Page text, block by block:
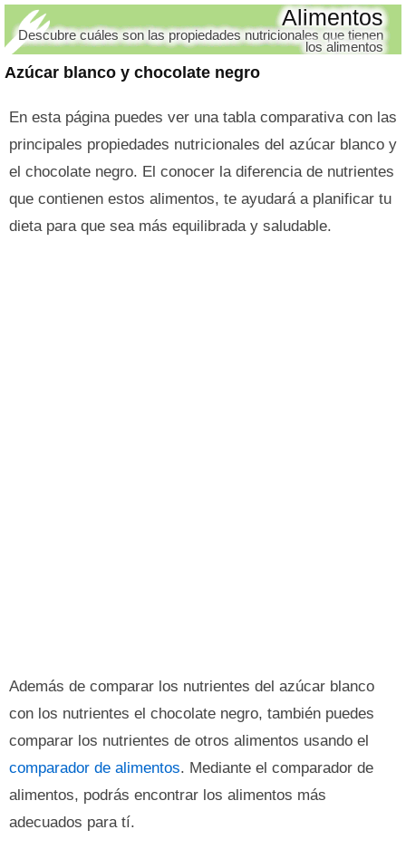
Azúcar blanco y chocolate negro
Alimentos
Descubre cuáles son las propiedades nutricionales que tienen
los alimentos
En esta página puedes ver una tabla comparativa con las
principales propiedades nutricionales del azúcar blanco y
el chocolate negro. El conocer la diferencia de nutrientes
que contienen estos alimentos, te ayudará a planificar tu
dieta para que sea más equilibrada y saludable.
Además de comparar los nutrientes del azúcar blanco
con los nutrientes el chocolate negro, también puedes
comparar los nutrientes de otros alimentos usando el
comparador de alimentos. Mediante el comparador de
alimentos, podrás encontrar los alimentos más
adecuados para tí.